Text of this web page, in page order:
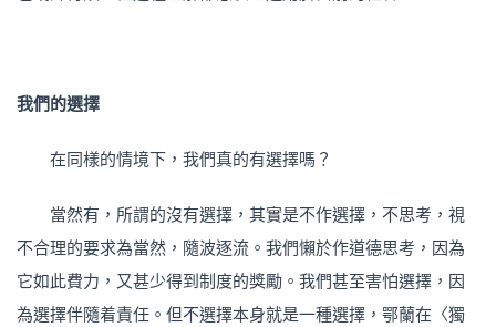
我們的選擇
在同樣的情境下，我們真的有選擇嗎？
當然有，所謂的沒有選擇，其實是不作選擇，不思考，視
不合理的要求為當然，隨波逐流。我們懶於作道德思考，因為
它如此費力，又甚少得到制度的獎勵。我們甚至害怕選擇，因
為選擇伴隨着責任。但不選擇本身就是一種選擇，鄂蘭在 〈獨